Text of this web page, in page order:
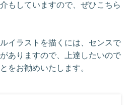
もしていますので、ぜひこちら
イラストを描くには、センスで
ありますので、上達したいので
をお勧めいたします。